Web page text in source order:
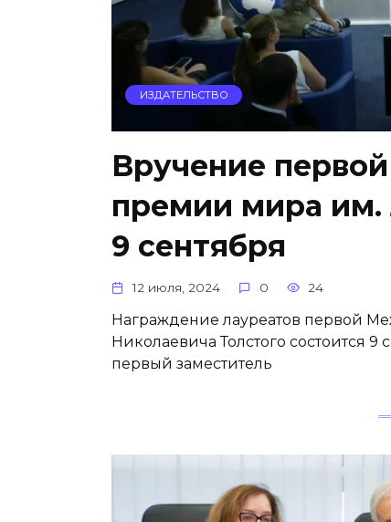
ИЗДАТЕЛЬСТВО
Вручение
премии мира им.
9 сентября
12 июля, 2024 0 24
Награждение лауреатов первой
Николаевича Толстого состоится
первый заместитель